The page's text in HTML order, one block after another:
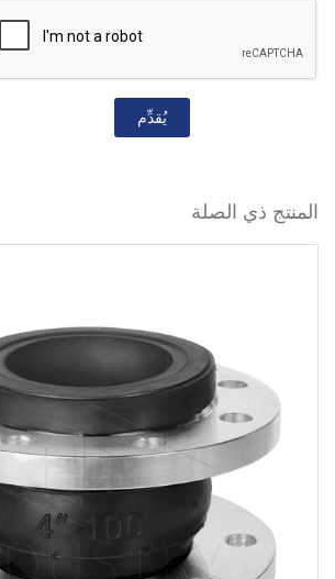
يُقدِّم
المنتج ذي الصلة